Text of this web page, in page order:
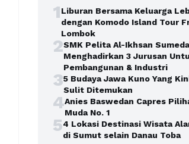
1Liburan Bersama Keluarga
dengan Komodo Island Tour
Lombok
2SMK Pelita Al-Ikhsan
Menghadirkan 3 Jurusan
Pembangunan & Industri
35 Budaya Jawa Kuno Yang
Sulit Ditemukan
4Anies Baswedan Capres
Muda No. 1
54 Lokasi Destinasi Wisata
di Sumut selain Danau Toba